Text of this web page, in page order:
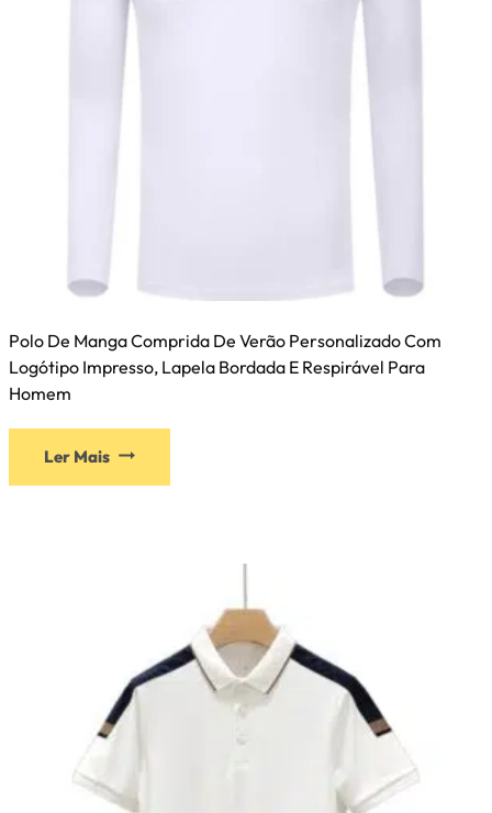
Polo De Manga Comprida De Verão Personalizado Com
Logótipo Impresso, Lapela Bordada E Respirável Para
Homem
Ler Mais